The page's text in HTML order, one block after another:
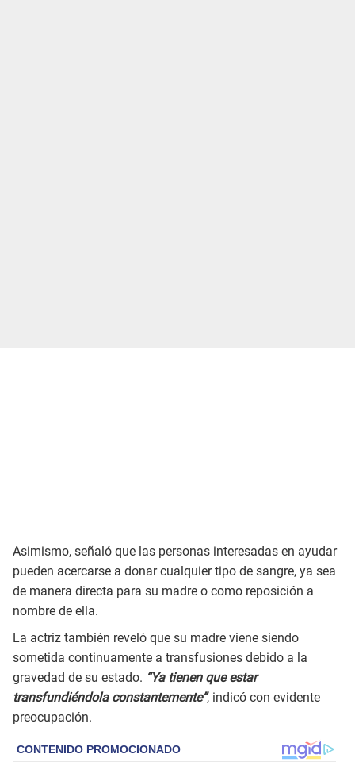
Asimismo, señaló que las personas interesadas en ayudar
pueden acercarse a donar cualquier tipo de sangre, ya sea
de manera directa para su madre o como reposición a
nombre de ella.
La actriz también reveló que su madre viene siendo
sometida continuamente a transfusiones debido a la
gravedad de su estado. “Ya tienen que estar
transfundiéndola constantemente”, indicó con evidente
preocupación.